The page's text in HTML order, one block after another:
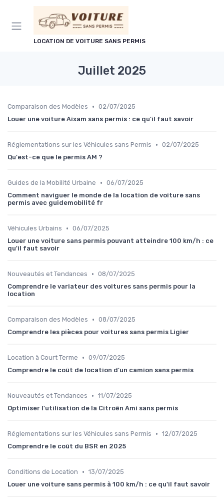
LOCATION DE VOITURE SANS PERMIS
Juillet 2025
Comparaison des Modèles • 02/07/2025
Louer une voiture Aixam sans permis : ce qu'il faut savoir
Réglementations sur les Véhicules sans Permis • 02/07/2025
Qu'est-ce que le permis AM ?
Guides de la Mobilité Urbaine • 06/07/2025
Comment naviguer le monde de la location de voiture sans
permis avec guidemobilité fr
Véhicules Urbains • 06/07/2025
Louer une voiture sans permis pouvant atteindre 100 km/h : ce
qu'il faut savoir
Nouveautés et Tendances • 08/07/2025
Comprendre le variateur des voitures sans permis pour la
location
Comparaison des Modèles • 08/07/2025
Comprendre les pièces pour voitures sans permis Ligier
Location à Court Terme • 09/07/2025
Comprendre le coût de location d'un camion sans permis
Nouveautés et Tendances • 11/07/2025
Optimiser l'utilisation de la Citroën Ami sans permis
Réglementations sur les Véhicules sans Permis • 12/07/2025
Comprendre le coût du BSR en 2025
Conditions de Location • 13/07/2025
Louer une voiture sans permis à 100 km/h : ce qu'il faut savoir